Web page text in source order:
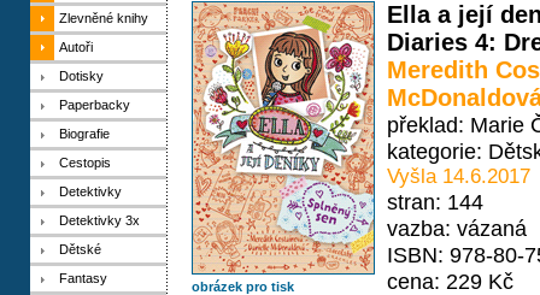
Zlevněné knihy
Autoři
Dotisky
Paperbacky
Biografie
Cestopis
Detektivky
Detektivky 3x
Dětské
Fantasy
obrázek pro tisk
Ella a její
Diaries 4:
Meredith
překlad: Marie
kategorie:
Vyšla 14.6.2017
stran: 144
vazba: vázaná
ISBN: 978-80-
cena: 229 Kč